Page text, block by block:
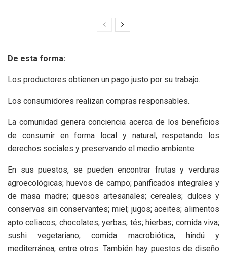
De esta forma:
Los productores obtienen un pago justo por su trabajo.
Los consumidores realizan compras responsables.
La comunidad genera conciencia acerca de los beneficios
de consumir en forma local y natural, respetando los
derechos sociales y preservando el medio ambiente.
En sus puestos, se pueden encontrar frutas y verduras
agroecológicas; huevos de campo; panificados integrales y
de masa madre; quesos artesanales; cereales; dulces y
conservas sin conservantes; miel; jugos; aceites; alimentos
apto celiacos; chocolates; yerbas; tés; hierbas; comida viva;
sushi vegetariano; comida macrobiótica, hindú y
mediterránea, entre otros. También hay puestos de diseño